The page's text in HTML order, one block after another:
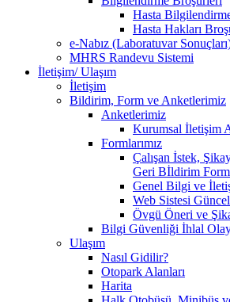
Hasta
Hasta Hakları
e-Nabız (Laboratuvar
MHRS Randevu Sistemi
İletişim/ Ulaşım
İletişim
Bildirim, Form ve Anketlerimiz
Anketlerimiz
Kurumsal İletişim
Formlarımız
Çalışan İstek,
Geri Bİldirim
Genel Bilgi ve
Web Sistesi
Övgü Öneri ve
Bilgi Güvenliği İhlal
Ulaşım
Nasıl Gidilir?
Otopark Alanları
Harita